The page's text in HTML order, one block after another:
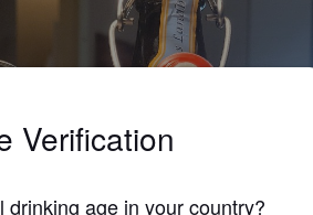
Verification
drinking age in your country?